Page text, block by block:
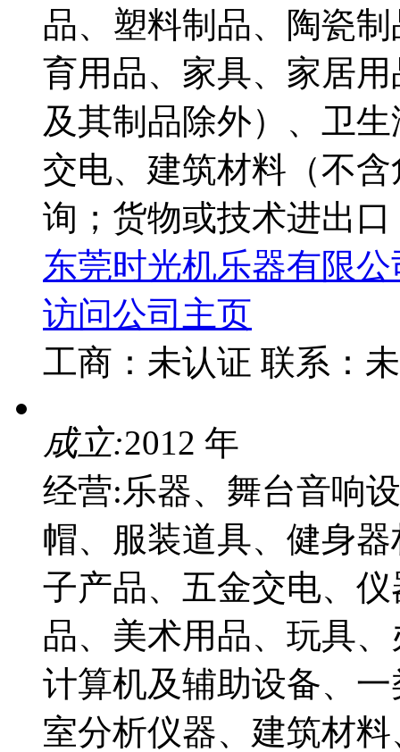
品、塑料制品、陶瓷
育用品、家具、家居
及其制品除外）、卫
交电、建筑材料（不
询；货物或技术进出
东莞时光机乐器有限公
访问公司主页
工商： 未认证 联系：
成立:2012 年
经营:乐器、舞台音响
帽、服装道具、健身
子产品、五金交电、
品、美术用品、玩具
计算机及辅助设备、
室分析仪器、建筑材